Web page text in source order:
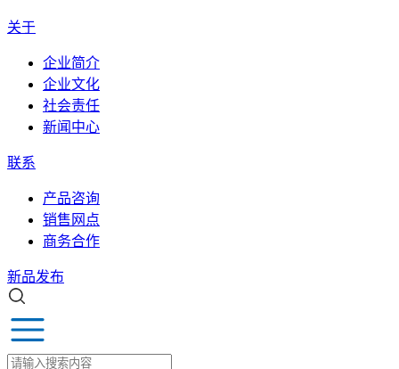
关于
企业简介
企业文化
社会责任
新闻中心
联系
产品咨询
销售网点
商务合作
新品发布